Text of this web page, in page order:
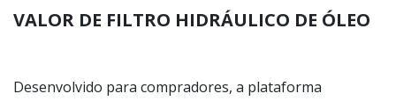
VALOR DE FILTRO HIDRÁULICO DE ÓLEO
Desenvolvido para compradores, a plataforma